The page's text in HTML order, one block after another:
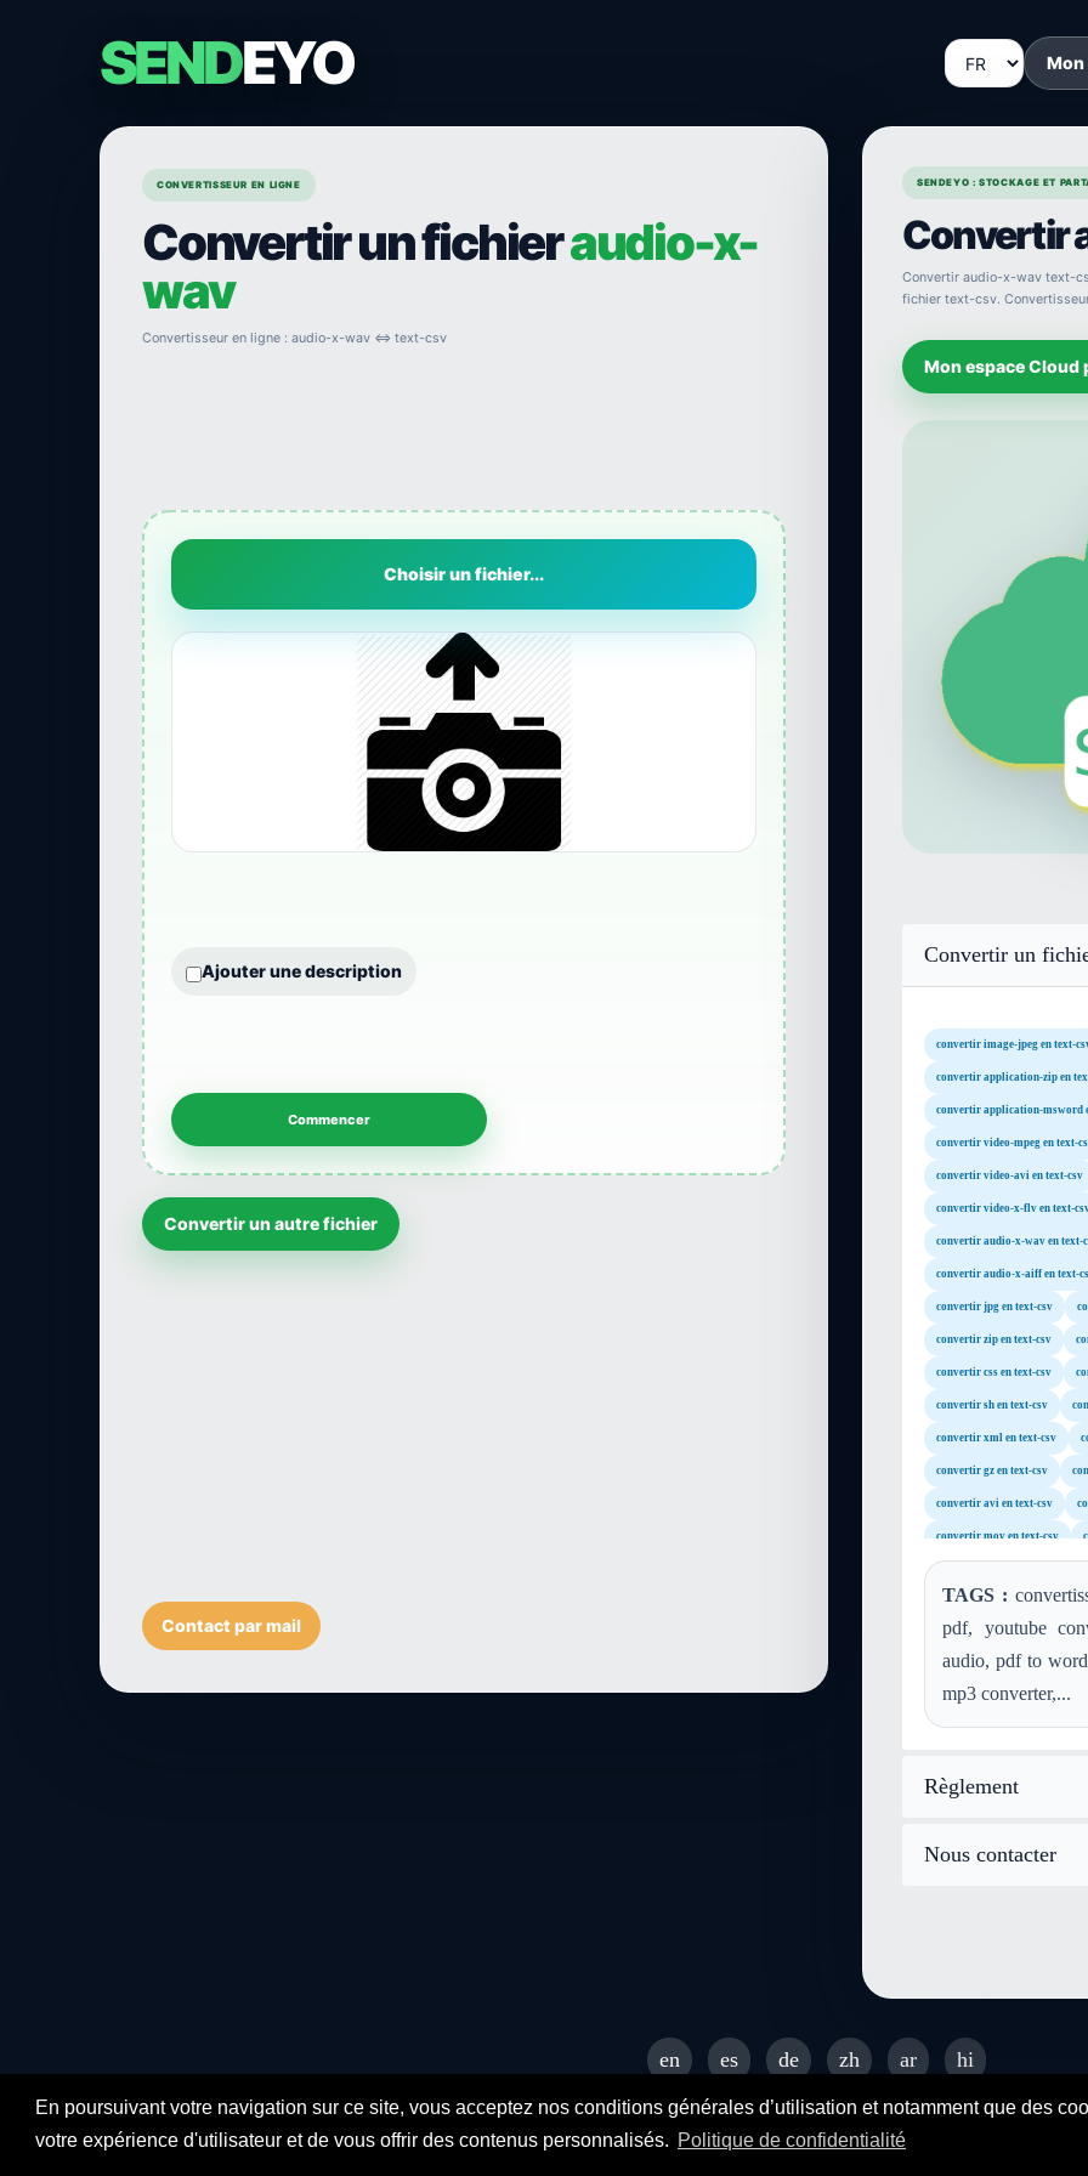
En poursuivant votre navigation sur ce site, vous acceptez nos conditions générales d’utilisation et notamment que des
votre expérience d'utilisateur et de vous offrir des contenus personnalisés. Politique de confidentialité
SENDEYO Mon
CONVERTISSEUR EN LIGNE
Convertir un fichieraudio-x-
wav
Convertisseur en ligne : audio-x-wav ⇔ text-csv
Choisir un fichier...
Ajouter une description
Convertir un autre fichier
Contact par mail
SENDEYO : STOCKAGE ET
Convertir
Convertir audio-x-wav text-
fichier text-csv.
Mon espace Cloud
Convertir un
convertir image-jpeg en text-
convertir application-zip en
convertir application-msword
convertir video-mpeg en text-
convertir video-avi en text-csv
convertir video-x-flv en text-
convertir audio-x-wav en text-
convertir audio-x-aiff en text-
convertir jpg en text-csv
convertir zip en text-csv
convertir css en text-csv
convertir sh en text-csv
convertir xml en text-csv
convertir gz en text-csv
convertir avi en text-csv
convertir mov en text-csv
convertir wma en text-csv
convertir aac en text-csv
convertir ps en text-csv
TAGS :
pdf, youtube
audio, pdf to
mp3 converter,...
Règlement
Nous contacter
en es de zh ar
hi
© 2026 SENDEYO - All rights reserved